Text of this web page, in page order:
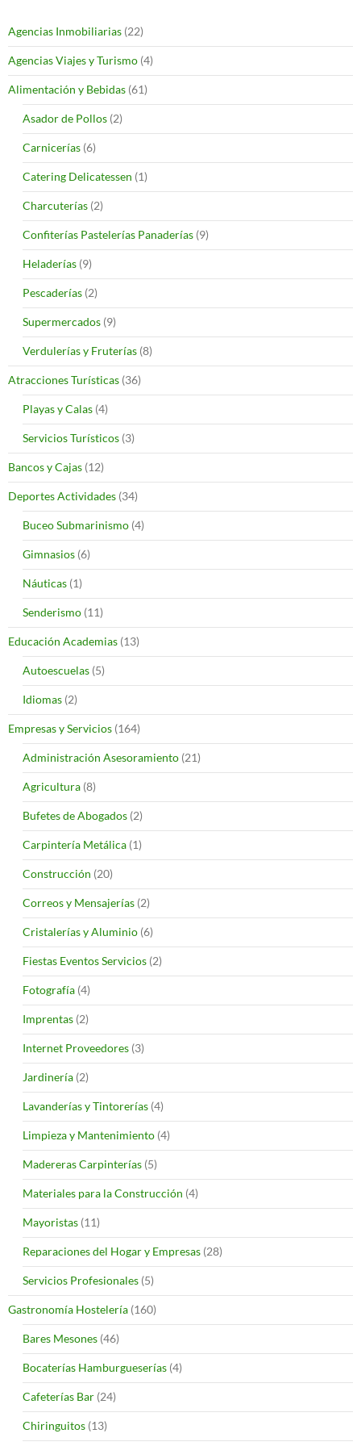
Agencias Inmobiliarias (22)
Agencias Viajes y Turismo (4)
Alimentación y Bebidas (61)
Asador de Pollos (2)
Carnicerías (6)
Catering Delicatessen (1)
Charcuterías (2)
Confiterías Pastelerías Panaderías (9)
Heladerías (9)
Pescaderías (2)
Supermercados (9)
Verdulerías y Fruterías (8)
Atracciones Turísticas (36)
Playas y Calas (4)
Servicios Turísticos (3)
Bancos y Cajas (12)
Deportes Actividades (34)
Buceo Submarinismo (4)
Gimnasios (6)
Náuticas (1)
Senderismo (11)
Educación Academias (13)
Autoescuelas (5)
Idiomas (2)
Empresas y Servicios (164)
Administración Asesoramiento (21)
Agricultura (8)
Bufetes de Abogados (2)
Carpintería Metálica (1)
Construcción (20)
Correos y Mensajerías (2)
Cristalerías y Aluminio (6)
Fiestas Eventos Servicios (2)
Fotografía (4)
Imprentas (2)
Internet Proveedores (3)
Jardinería (2)
Lavanderías y Tintorerías (4)
Limpieza y Mantenimiento (4)
Madereras Carpinterías (5)
Materiales para la Construcción (4)
Mayoristas (11)
Reparaciones del Hogar y Empresas (28)
Servicios Profesionales (5)
Gastronomía Hostelería (160)
Bares Mesones (46)
Bocaterías Hamburgueserías (4)
Cafeterías Bar (24)
Chiringuitos (13)